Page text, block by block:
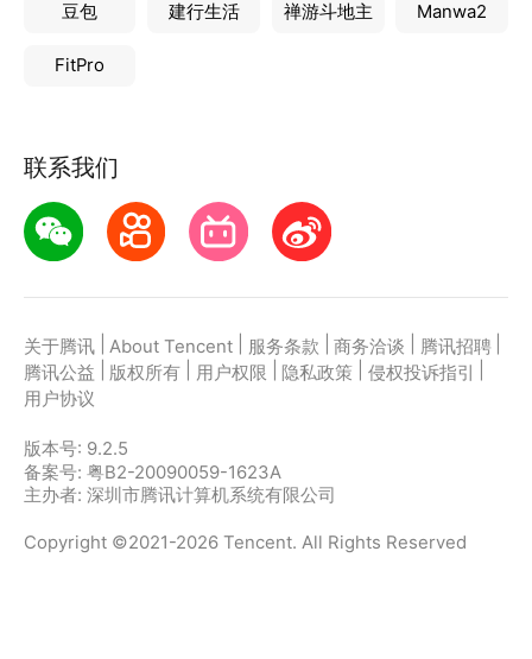
豆包 建行生活 禅游斗地主 Manwa2
FitPro
联系我们
关于腾讯 About Tencent 服务条款 商务洽谈 腾讯招聘
腾讯公益
版权所有 用户权限 隐私政策 侵权投诉指引
用户协议
版本号: 9.2.5
备案号: 粤B2-20090059-1623A
主办者: 深圳市腾讯计算机系统有限公司
Copyright ©2021-2026 Tencent. All Rights Reserved